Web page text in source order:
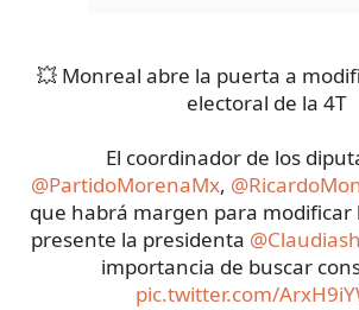
💥 Monreal abre la puerta a
electoral de la 4T
El coordinador de los
@PartidoMorenaMx,
que habrá margen para modificar
presente la presidenta
importancia de buscar
pic.twitter.com/